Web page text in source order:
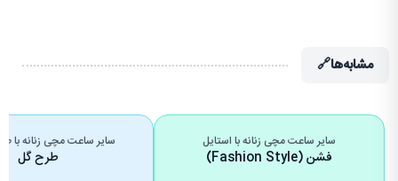
مشابه‌ها🔗
سایر ساعت مچی زنانه با استایل
فشن (Fashion Style)
سایر ساعت مچی زنانه با
طرح گل